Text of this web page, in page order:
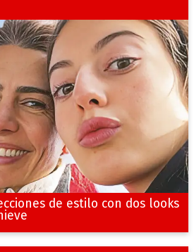
de estilo con dos looks